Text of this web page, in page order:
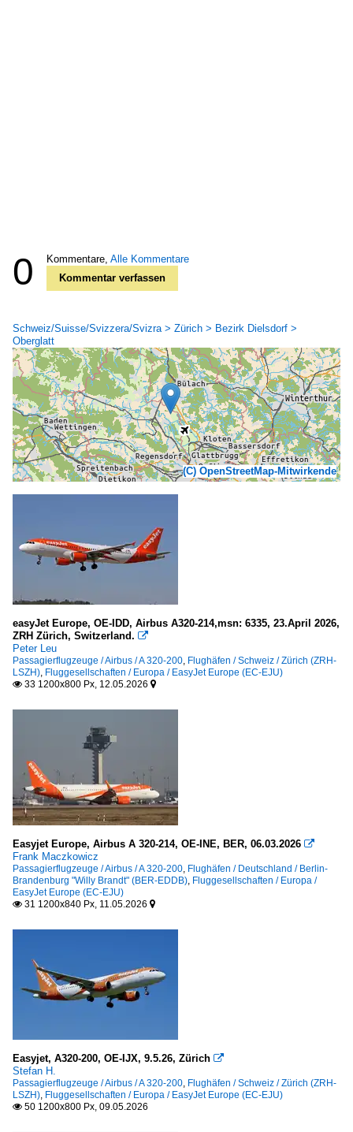
0 Kommentare, Alle Kommentare
Kommentar verfassen
Schweiz/Suisse/Svizzera/Svizra > Zürich > Bezirk Dielsdorf >
Oberglatt
(C) OpenStreetMap-Mitwirkende
easyJet Europe, OE-IDD, Airbus A320-214,msn: 6335, 23.April 2026,
ZRH Zürich, Switzerland. 
Peter Leu
Passagierflugzeuge / Airbus / A 320-200, Flughäfen / Schweiz / Zürich (ZRH-
LSZH), Fluggesellschaften / Europa / EasyJet Europe (EC-EJU)
 33 1200x800 Px, 12.05.2026 
Easyjet Europe, Airbus A 320-214, OE-INE, BER, 06.03.2026 
Frank Maczkowicz
Passagierflugzeuge / Airbus / A 320-200, Flughäfen / Deutschland / Berlin-
Brandenburg "Willy Brandt" (BER-EDDB), Fluggesellschaften / Europa /
EasyJet Europe (EC-EJU)
 31 1200x840 Px, 11.05.2026 
Easyjet, A320-200, OE-IJX, 9.5.26, Zürich 
Stefan H.
Passagierflugzeuge / Airbus / A 320-200, Flughäfen / Schweiz / Zürich (ZRH-
LSZH), Fluggesellschaften / Europa / EasyJet Europe (EC-EJU)
 50 1200x800 Px, 09.05.2026